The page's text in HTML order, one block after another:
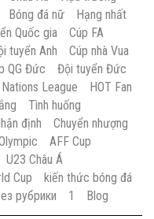
Bóng đá nữ
Hạng nhất
Quốc gia
Cúp FA
tuyển Anh
Cúp nhà Vua
QG Đức
Đội tuyển Đức
Nations League
HOT Fan
Tình huống
định
Chuyển nhượng
AFF Cup
U23 Châu Á
Cup
kiến thức bóng đá
рубрики 1 Blog